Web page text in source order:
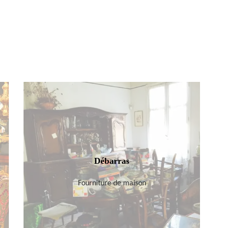
Débarras
Fourniture de maison